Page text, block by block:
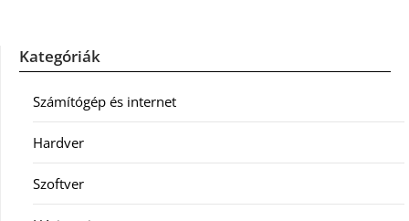
Kategóriák
Számítógép és internet
Hardver
Szoftver